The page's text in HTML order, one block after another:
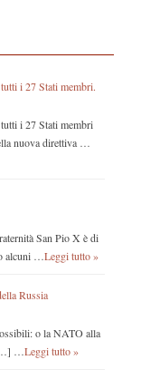
i 27 Stati membri.
i 27 Stati membri
nuova direttiva …
San Pio X è di
alcuni … Leggi tutto »
Russia
o la NATO alla
… Leggi tutto »